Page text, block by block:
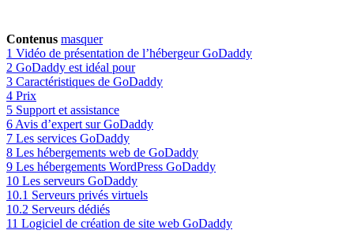
Contenus masquer
1 Vidéo de présentation de l’hébergeur GoDaddy
2 GoDaddy est idéal pour
3 Caractéristiques de GoDaddy
4 Prix
5 Support et assistance
6 Avis d’expert sur GoDaddy
7 Les services GoDaddy
8 Les hébergements web de GoDaddy
9 Les hébergements WordPress GoDaddy
10 Les serveurs GoDaddy
10.1 Serveurs privés virtuels
10.2 Serveurs dédiés
11 Logiciel de création de site web GoDaddy